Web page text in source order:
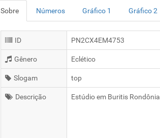
Sobre Números Gráfico 1 Gráfico 2
ID PN2CX4EM4753
Gênero Eclético
Slogam top
Descrição Estúdio em Buritis Rondônia